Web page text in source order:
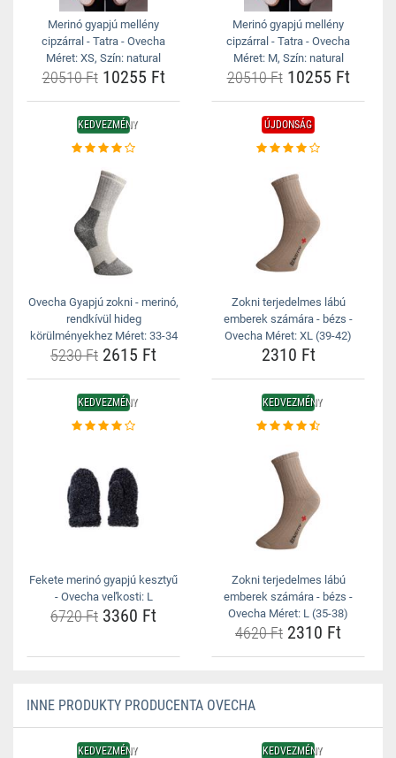
Merinó gyapjú mellény
cipzárral - Tatra - Ovecha
Méret: XS, Szín: natural
20510 Ft10255 Ft
Merinó gyapjú mellény
cipzárral - Tatra - Ovecha
Méret: M, Szín: natural
20510 Ft10255 Ft
KEDVEZMÉNY
Ovecha Gyapjú zokni - merinó,
rendkívül hideg
körülményekhez Méret: 33-34
5230 Ft 2615 Ft
ÚJDONSÁG
Zokni terjedelmes lábú
emberek számára - bézs -
Ovecha Méret: XL (39-42)
2310 Ft
KEDVEZMÉNY
Fekete merinó gyapjú kesztyű
- Ovecha veľkosti: L
6720 Ft 3360 Ft
KEDVEZMÉNY
Zokni terjedelmes lábú
emberek számára - bézs -
Ovecha Méret: L (35-38)
4620 Ft 2310 Ft
INNE PRODUKTY PRODUCENTA OVECHA
KEDVEZMÉNY KEDVEZMÉNY